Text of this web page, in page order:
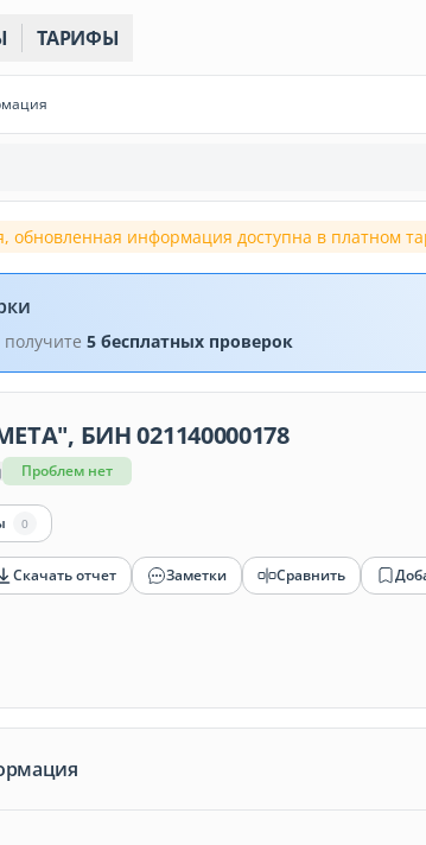
ТАРИФЫ
обновленная информация доступна в платном
получите 5 бесплатных проверок
БИН 021140000178
Проблем нет
0
Скачать отчет Заметки Сравнить